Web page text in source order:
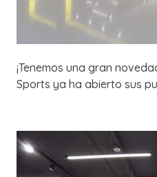
¡Tenemos una gran
Sports ya ha abierto sus